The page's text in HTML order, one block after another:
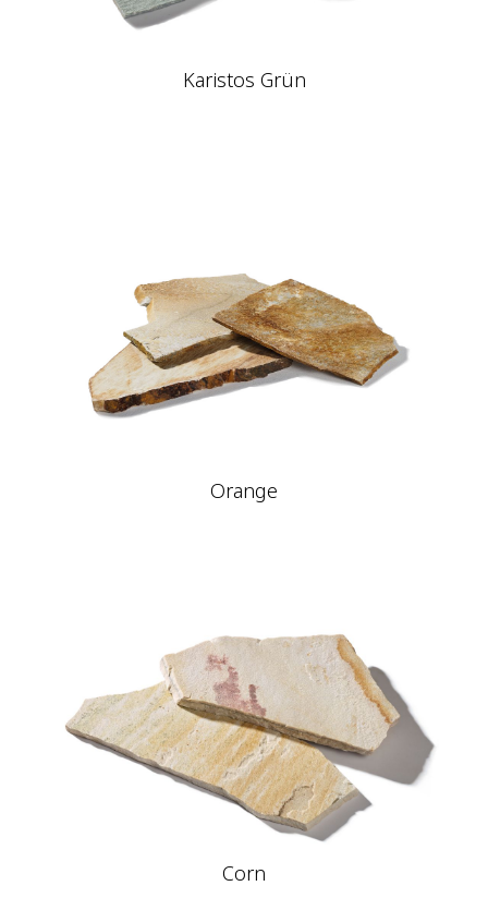
Karistos Grün
Orange
Corn